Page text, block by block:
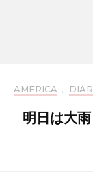
AMERICA ,
明日は大雨